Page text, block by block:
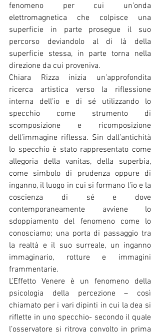
fenomeno per cui un’onda
elettromagnetica che colpisce una
superficie in parte prosegue il suo
percorso deviandolo al di là della
superficie stessa, in parte torna nella
direzione da cui proveniva.
Chiara Rizza inizia un’approfondita
ricerca artistica verso la riflessione
interna dell’io e di sé utilizzando lo
specchio come strumento di
scomposizione e ricomposizione
dell’immagine riflessa. Sin dall’antichità
lo specchio è stato rappresentato come
allegoria della vanitas, della superbia,
come simbolo di prudenza oppure di
inganno, il luogo in cui si formano l’io e la
coscienza di sé e dove
contemporaneamente avviene lo
sdoppiamento del fenomeno come lo
conosciamo; una porta di passaggio tra
la realtà e il suo surreale, un inganno
immaginario, rotture e immagini
frammentarie.
L’Effetto Venere è un fenomeno della
psicologia della percezione – così
chiamato per i vari dipinti in cui la dea si
riflette in uno specchio- secondo il quale
l’osservatore si ritrova convolto in prima